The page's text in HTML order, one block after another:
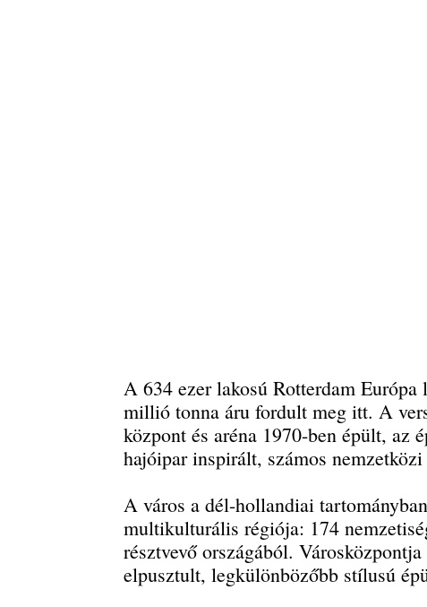
A 634 ezer lakosú Rotterdam
millió tonna áru fordult meg itt. A
központ és aréna 1970-ben épült, az
hajóipar inspirált, számos
A város a dél-hollandiai
multikulturális régiója: 174
résztvevő országából.
elpusztult, legkülönbözőbb stílusú